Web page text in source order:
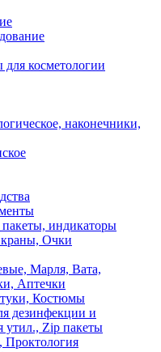
косметологии
наконечники,
индикаторы
Очки
Марля, Вата,
Аптечки
Костюмы
дезинфекции и
утил., Zip пакеты
Проктология